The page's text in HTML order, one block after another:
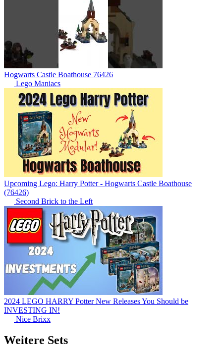
Hogwarts Castle Boathouse 76426
Lego Maniacs
Upcoming Lego: Harry Potter - Hogwarts Castle Boathouse
(76426)
Second Brick to the Left
2024 LEGO HARRY Potter New Releases You Should be
INVESTING IN!
Nice Brixx
Weitere Sets